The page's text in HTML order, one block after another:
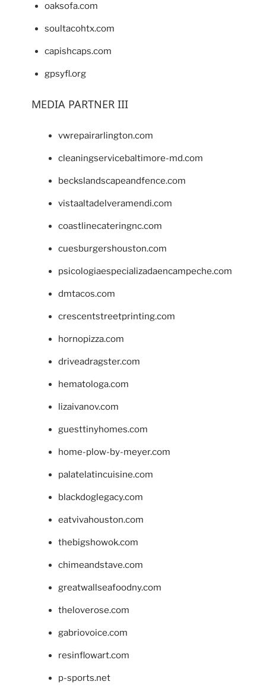
oaksofa.com
soultacohtx.com
capishcaps.com
gpsyfl.org
MEDIA PARTNER III
vwrepairarlington.com
cleaningservicebaltimore-md.com
beckslandscapeandfence.com
vistaaltadelveramendi.com
coastlinecateringnc.com
cuesburgershouston.com
psicologiaespecializadaencampeche.com
dmtacos.com
crescentstreetprinting.com
hornopizza.com
driveadragster.com
hematologa.com
lizaivanov.com
guesttinyhomes.com
home-plow-by-meyer.com
palatelatincuisine.com
blackdoglegacy.com
eatvivahouston.com
thebigshowok.com
chimeandstave.com
greatwallseafoodny.com
theloverose.com
gabriovoice.com
resinflowart.com
p-sports.net